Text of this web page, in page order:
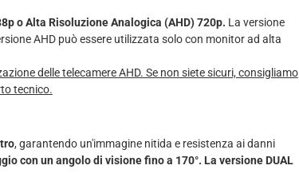
o Alta Risoluzione Analogica (AHD) 720p. La versione
AHD può essere utilizzata solo con monitor ad alta
delle telecamere AHD. Se non siete sicuri, consigliamo
tecnico.
, garantendo un'immagine nitida e resistenza ai danni
con un angolo di visione fino a 170°. La versione DUAL